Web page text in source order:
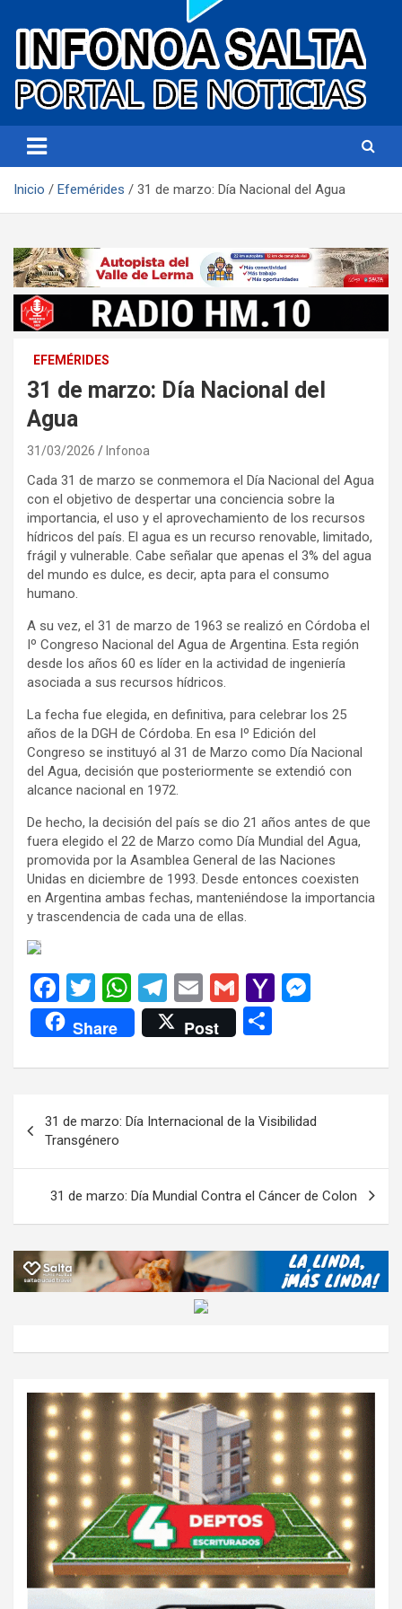
Infonoa Salta
Inicio Efemérides 31 de marzo: Día Nacional del Agua
EFEMÉRIDES
31 de marzo: Día Nacional del
Agua
31/03/2026 Infonoa
Cada 31 de marzo se conmemora el Día Nacional del Agua
con el objetivo de despertar una conciencia sobre la
importancia, el uso y el aprovechamiento de los recursos
hídricos del país. El agua es un recurso renovable, limitado,
frágil y vulnerable. Cabe señalar que apenas el 3% del agua
del mundo es dulce, es decir, apta para el consumo
humano.
A su vez, el 31 de marzo de 1963 se realizó en Córdoba el
Iº Congreso Nacional del Agua de Argentina. Esta región
desde los años 60 es líder en la actividad de ingeniería
asociada a sus recursos hídricos.
La fecha fue elegida, en definitiva, para celebrar los 25
años de la DGH de Córdoba. En esa Iº Edición del
Congreso se instituyó al 31 de Marzo como Día Nacional
del Agua, decisión que posteriormente se extendió con
alcance nacional en 1972.
De hecho, la decisión del país se dio 21 años antes de que
fuera elegido el 22 de Marzo como Día Mundial del Agua,
promovida por la Asamblea General de las Naciones
Unidas en diciembre de 1993. Desde entonces coexisten
en Argentina ambas fechas, manteniéndose la importancia
y trascendencia de cada una de ellas.
F
a
ce
b
o
k
T
wi
tt
er
W
h
at
s
p
p
T
el
e
gr
m
E
m
ail
G
m
ail
Y
o
M
ail
n
er
Share Post
m
p
ar
tir
de
entradas
31 de marzo: Día Internacional de la Visibilidad
Transgénero
31 de marzo: Día Mundial Contra el Cáncer de Colon